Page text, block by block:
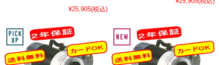
¥25,905(税込)